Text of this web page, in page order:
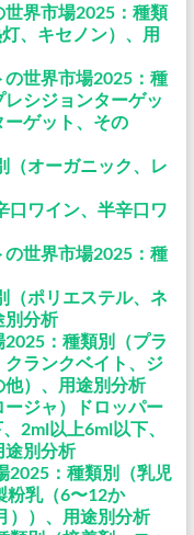
界市場2025：種類
、キセノン）、用
世界市場2025：種
シジョンターゲッ
ーゲット、その
（オーガニック、レ
口ワイン、半辛口ワ
世界市場2025：種
（ポリエステル、ネ
別分析
：種類別（プラ
ランクベイト、ジ
）、用途別分析
ジャ）ドロッパー
2ml以上6ml以下、
途別分析
2025：種類別（乳児
粉乳（6〜12か
））、用途別分析